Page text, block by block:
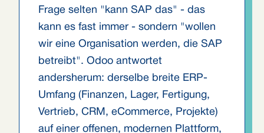
Frage selten "kann SAP das" - das
kann es fast immer - sondern "wollen
wir eine Organisation werden, die SAP
betreibt". Odoo antwortet
andersherum: derselbe breite ERP-
Umfang (Finanzen, Lager, Fertigung,
Vertrieb, CRM, eCommerce, Projekte)
auf einer offenen, modernen Plattform,